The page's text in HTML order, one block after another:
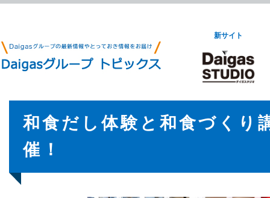
新サイト
和食だし体験と和食づくり
催！